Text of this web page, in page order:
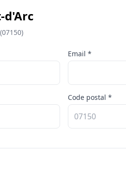
d'Arc
Email *
Code postal *